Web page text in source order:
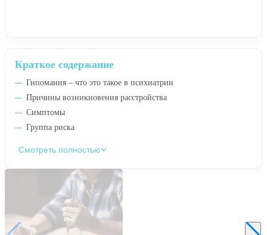
Краткое содержание
Гипомания – что это такое в психиатрии
Причины возникновения расстройства
Симптомы
Группа риска
Смотреть полностью